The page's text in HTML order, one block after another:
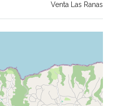
Venta Las Ranas